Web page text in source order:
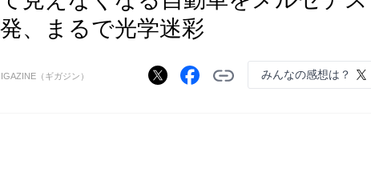
、まるで光学迷彩
（ギガジン） みんなの感想は？